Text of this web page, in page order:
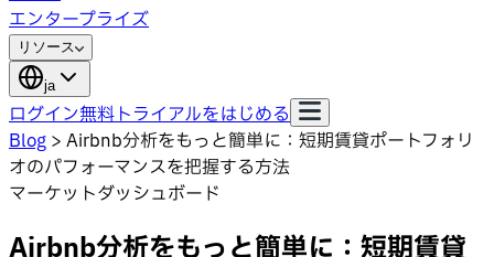
エンタープライズ
リソース
ja
ログイン無料トライアルをはじめる
Blog > Airbnb分析をもっと簡単に：短期賃貸ポートフォリ
オのパフォーマンスを把握する方法
マーケットダッシュボード